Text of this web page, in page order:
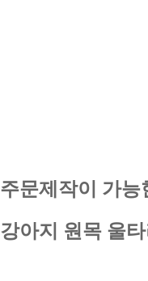
주문제작이 가능
강아지 원목 울